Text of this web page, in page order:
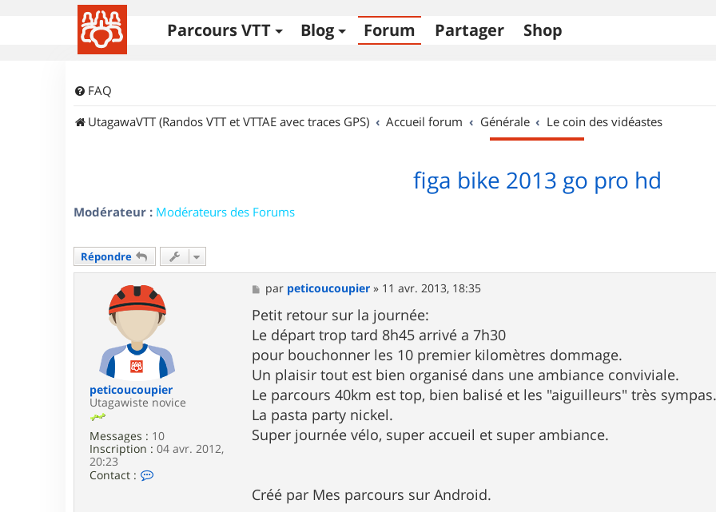
Parcours VTT Blog Forum Partager Shop
FAQ
UtagawaVTT (Randos VTT et VTTAE avec traces GPS)
Accueil forum Générale Le coin des vidéastes
figa bike 2013 go pro hd
Modérateur : Modérateurs des Forums
Répondre
peticoucoupier
Utagawiste novice
Messages : 10
Inscription : 04 avr. 2012,
20:23
Contact :
M
e
s
s
a
g
e
par peticoucoupier » 11 avr. 2013, 18:35
Petit retour sur la journée:
Le départ trop tard 8h45 arrivé a 7h30
pour bouchonner les 10 premier kilomètres dommage.
Un plaisir tout est bien organisé dans une ambiance conviviale.
Le parcours 40km est top, bien balisé et les "aiguilleurs" très
La pasta party nickel.
Super journée vélo, super accueil et super ambiance.
Créé par Mes parcours sur Android.